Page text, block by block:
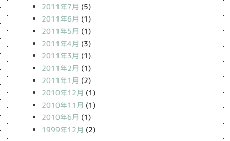
2011年7月 (5)
2011年6月 (1)
2011年5月 (1)
2011年4月 (3)
2011年3月 (1)
2011年2月 (1)
2011年1月 (2)
2010年12月 (1)
2010年11月 (1)
2010年6月 (1)
1999年12月 (2)